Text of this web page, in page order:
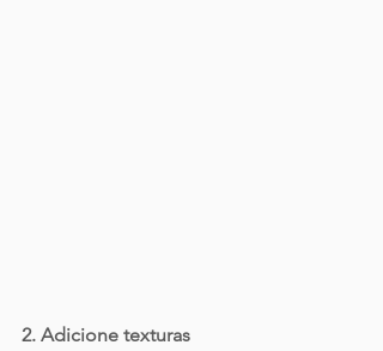
2. Adicione texturas